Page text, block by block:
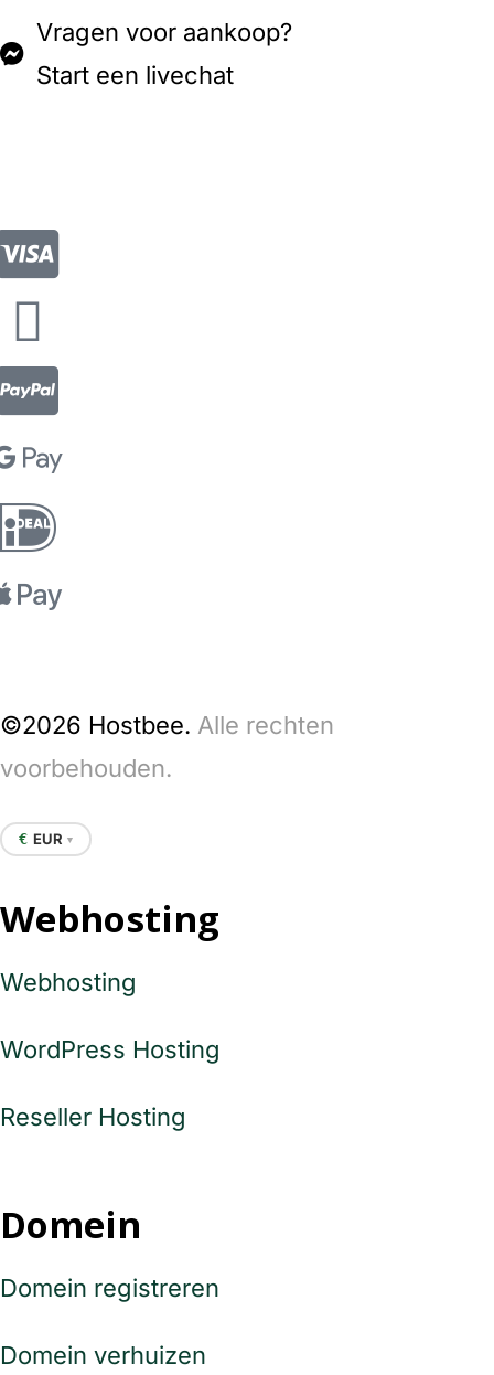
Vragen voor aankoop?
Start een livechat
©2026 Hostbee. Alle rechten
voorbehouden.
€ EUR ▼
Webhosting
Webhosting
WordPress Hosting
Reseller Hosting
Domein
Domein registreren
Domein verhuizen